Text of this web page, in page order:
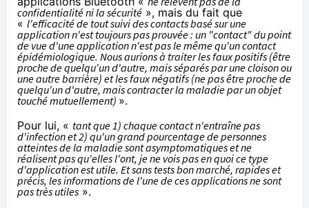
confidentialité ni la sécurité », mais du fait que
« l'efficacité de tout suivi des contacts basé sur une
application n'est toujours pas prouvée : un "contact" du point
de vue d'une application n'est pas le même qu'un contact
épidémiologique. Nous aurions à traiter les faux positifs (être
proche de quelqu'un d'autre, mais séparés par une cloison ou
une autre barrière) et les faux négatifs (ne pas être proche de
quelqu'un d'autre, mais contracter la maladie par un objet
touché mutuellement) ».
Pour lui, « tant que 1) chaque contact n'entraîne pas
d'infection et 2) qu'un grand pourcentage de personnes
atteintes de la maladie sont asymptomatiques et ne
réalisent pas qu'elles l'ont, je ne vois pas en quoi ce type
d'application est utile. Et sans tests bon marché, rapides et
précis, les informations de l'une de ces applications ne sont
pas très utiles ».